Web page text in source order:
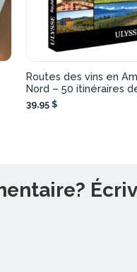
Routes des vins en
Nord – 50 itinéraires
39,95 $